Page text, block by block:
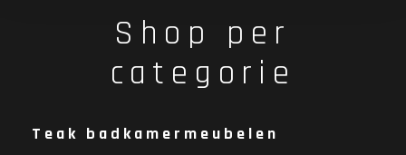
Shop per
categorie
Teak badkamermeubelen